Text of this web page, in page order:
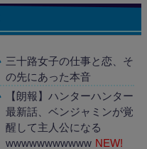
三十路女子の仕事と恋、そ
の先にあった本音
【朗報】ハンターハンター
最新話、ベンジャミンが覚
醒して主人公になる
wwwwwwwwwww NEW!